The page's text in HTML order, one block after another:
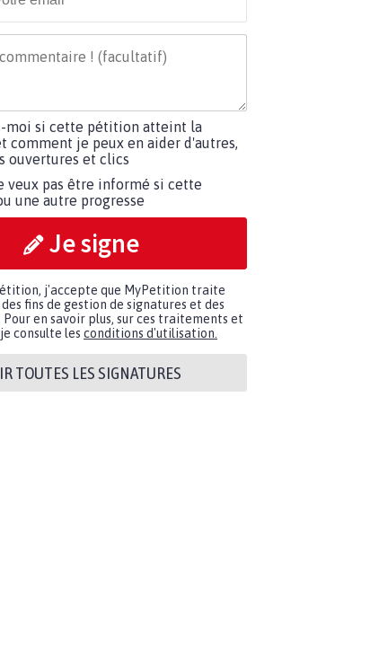
moi si cette pétition atteint la
comment je peux en aider d'autres,
ouvertures et clics
veux pas être informé si cette
une autre progresse
Je signe
j'accepte que MyPetition traite
fins de gestion de signatures et des
en savoir plus, sur ces traitements et
consulte les conditions d'utilisation.
TOUTES LES SIGNATURES